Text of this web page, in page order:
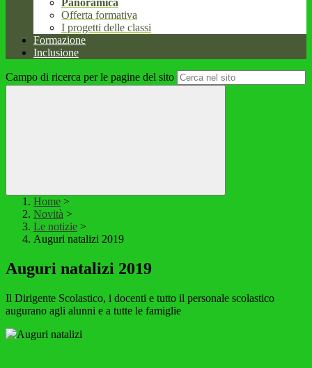
Panoramica
Offerta formativa
I progetti delle classi
Formazione
Inclusione
Campo di ricerca per le pagine del sito
Home >
Novità >
Le notizie >
Auguri natalizi 2019
Auguri natalizi 2019
Il Dirigente Scolastico, i docenti e tutto il personale scolastico
augurano agli alunni e a tutte le famiglie